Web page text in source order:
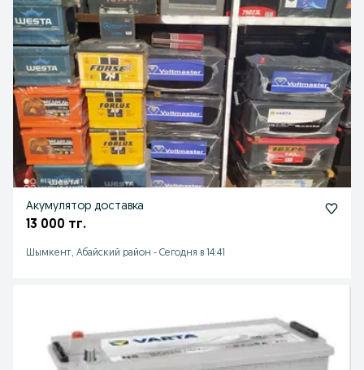
Акумулятор доставка
13 000 тг.
Шымкент, Абайский район - Сегодня в 14:41